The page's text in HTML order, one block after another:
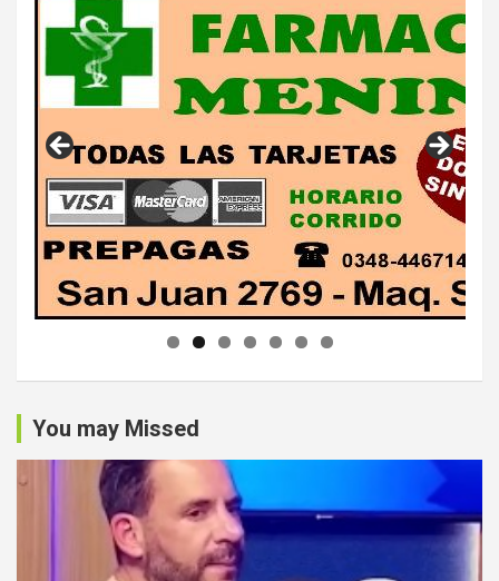
You may Missed